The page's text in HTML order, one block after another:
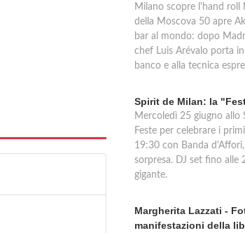
Milano scopre l'hand roll
della Moscova 50 apre
bar al mondo: dopo
chef Luis Arévalo porta
banco e alla tecnica
Spirit de Milan: la
Mercoledì 25 giugno allo
Feste per celebrare i
19:30 con Banda
sorpresa. DJ set fino
gigante.
Margherita Lazzati -
manifestazioni della